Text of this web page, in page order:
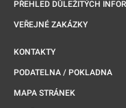
PŘEHLED DŮLEŽITÝCH
VEŘEJNÉ ZAKÁZKY
KONTAKTY
PODATELNA / POKLADNA
MAPA STRÁNEK